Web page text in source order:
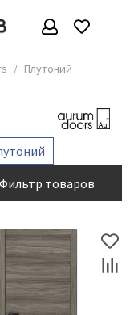
Плутоний
товаров